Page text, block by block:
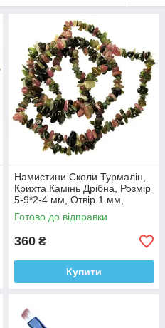
Намистини Сколи Турмалін,
Крихта Камінь Дрібна, Розмір
5-9*2-4 мм, Отвір 1 мм,
близько 80 см нитку
Готово до відправки
360 ₴
Купити